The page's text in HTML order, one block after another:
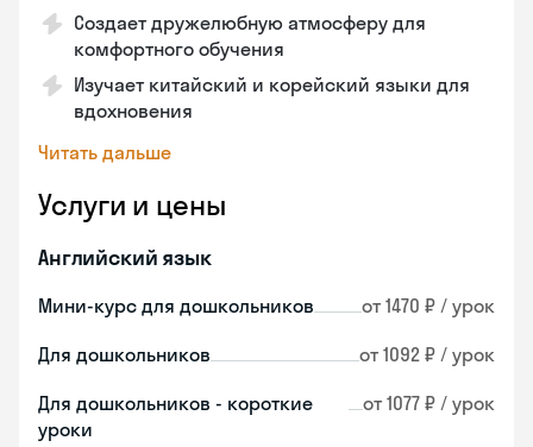
Создает дружелюбную атмосферу для
комфортного обучения
Изучает китайский и корейский языки для
вдохновения
Читать дальше
Услуги и цены
Английский язык
Мини-курс для дошкольников от 1470 ₽ / урок
Для дошкольников от 1092 ₽ / урок
Для дошкольников - короткие
уроки
от 1077 ₽ / урок